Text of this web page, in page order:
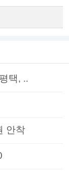
택, ..
안착